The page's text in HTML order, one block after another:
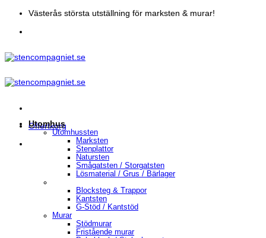
Skip
content
Västerås största utställning för marksten & murar!
Offertkorg
Utomhus
Utomhussten
Marksten
Stenplattor
Natursten
Smågatsten / Storgatsten
Lösmaterial / Grus / Bärlager
Blocksteg & Trappor
Kantsten
G-Stöd / Kantstöd
Murar
Stödmurar
Fristående murar